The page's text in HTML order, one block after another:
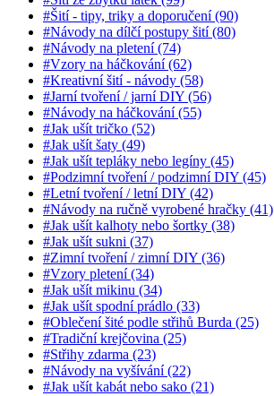
#Šití - tipy, triky a doporučení (90)
#Návody na dílčí postupy šití (80)
#Návody na pletení (74)
#Vzory na háčkování (62)
#Kreativní šití - návody (58)
#Jarní tvoření / jarní DIY (56)
#Návody na háčkování (55)
#Jak ušít tričko (52)
#Jak ušít šaty (49)
#Jak ušít tepláky nebo legíny (45)
#Podzimní tvoření / podzimní DIY (45)
#Letní tvoření / letní DIY (42)
#Návody na ručně vyrobené hračky (41)
#Jak ušít kalhoty nebo šortky (38)
#Jak ušít sukni (37)
#Zimní tvoření / zimní DIY (36)
#Vzory pletení (34)
#Jak ušít mikinu (34)
#Jak ušít spodní prádlo (33)
#Oblečení šité podle střihů Burda (25)
#Tradiční krejčovina (25)
#Střihy zdarma (23)
#Návody na vyšívání (22)
#Jak ušít kabát nebo sako (21)